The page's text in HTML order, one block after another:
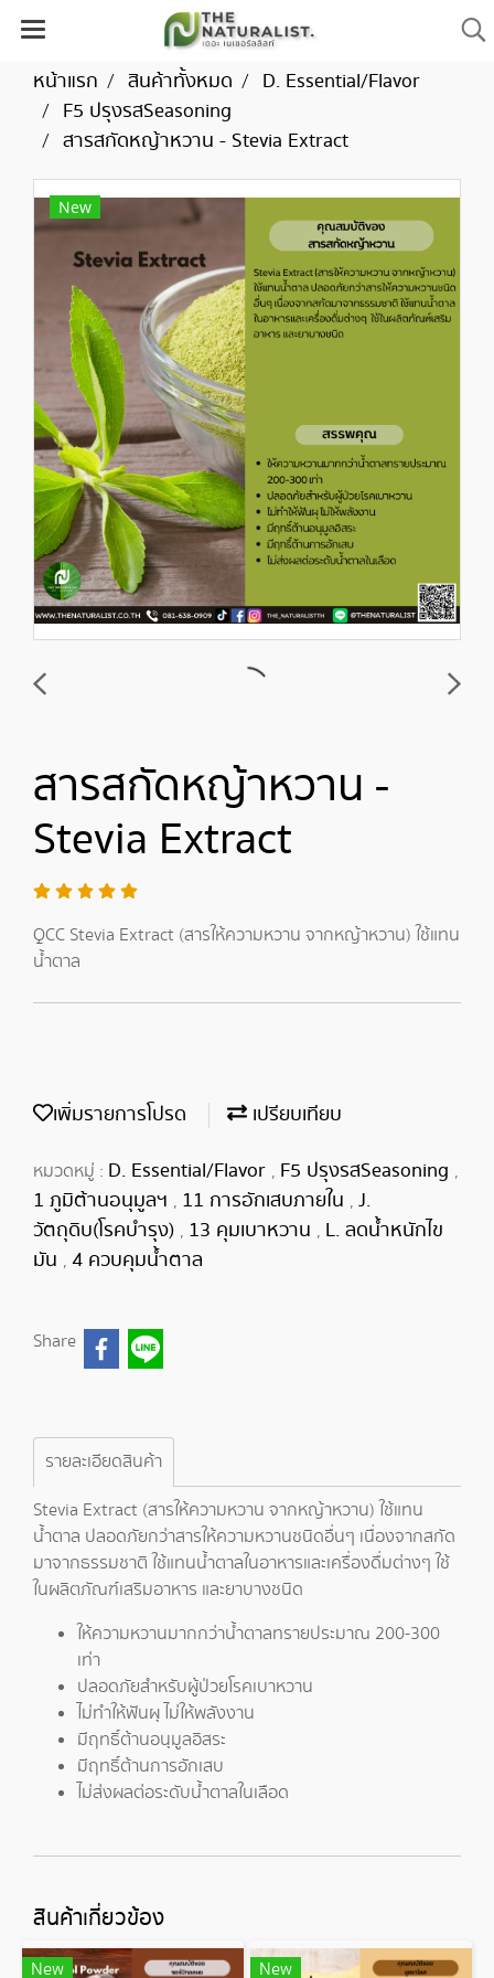
หน้าแรก สินค้าทั้งหมด
D. Essential/Flavor
F5 ปรุงรสSeasoning
สารสกัดหญ้าหวาน - Stevia Extract
New
สารสกัดหญ้าหวาน -
Stevia Extract
QCC Stevia Extract (สารให้ความหวาน จากหญ้าหวาน) ใช้แทน
น้ำตาล
เพิ่มรายการโปรด เปรียบเทียบ
หมวดหมู่ : D. Essential/Flavor , F5 ปรุงรสSeasoning ,
1 ภูมิต้านอนุมูลฯ , 11 การอักเสบภายใน , J.
วัตถุดิบ(โรคบำรุง) , 13 คุมเบาหวาน , L. ลดน้ำหนักไข
มัน , 4 ควบคุมน้ำตาล
Share
รายละเอียดสินค้า
Stevia Extract (สารให้ความหวาน จากหญ้าหวาน) ใช้แทน
น้ำตาล ปลอดภัยกว่าสารให้ความหวานชนิดอื่นๆ เนื่องจากสกัด
มาจากธรรมชาติ ใช้แทนน้ำตาลในอาหารและเครื่องดื่มต่างๆ ใช้
ในผลิตภัณฑ์เสริมอาหาร และยาบางชนิด
ให้ความหวานมากกว่าน้ำตาลทรายประมาณ 200-300
เท่า
ปลอดภัยสำหรับผู้ป่วยโรคเบาหวาน
ไม่ทำให้ฟันผุ ไม่ให้พลังงาน
มีฤทธิ์ต้านอนุมูลอิสระ
มีฤทธิ์ต้านการอักเสบ
ไม่ส่งผลต่อระดับน้ำตาลในเลือด
สินค้าเกี่ยวข้อง
New New